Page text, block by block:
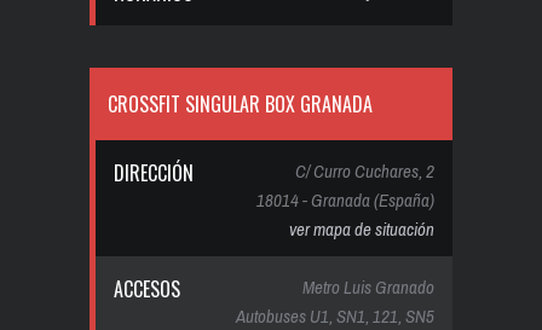
CROSSFIT SINGULAR BOX GRANADA
DIRECCIÓN
C/ Curro Cuchares, 2
18014 - Granada (España)
ver mapa de situación
ACCESOS
Metro Luis Granado
Autobuses U1, SN1, 121, SN5